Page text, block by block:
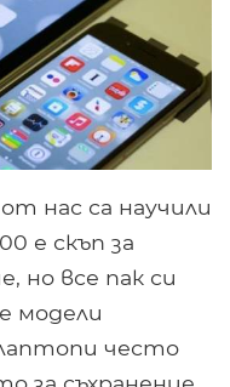
нас са научили
е скъп за
но все пак си
модели
често